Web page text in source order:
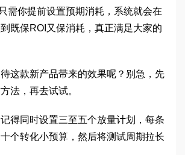
需你提前设置预期消耗，系统就会在
既保ROI又保消耗，真正满足大家的
这款新产品带来的效果呢？别急，先
法，再去试试。
记得同时设置三至五个放量计划，每条
个转化小预算，然后将测试周期拉长